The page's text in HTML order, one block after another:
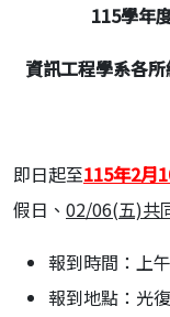
115學年
資訊工程學系各
即日起至115年2月
假日、 02/06(五)共
報到時間：上
報到地點：光